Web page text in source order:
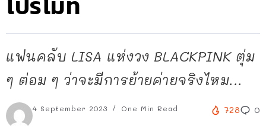
แฟนคลับ LISA แห่งวง BLACKPINK ตุ่ม
ๆ ต่อม ๆ ว่าจะมีการย้ายค่ายจริงไหม...
4 September 2023 One Min Read 728 0